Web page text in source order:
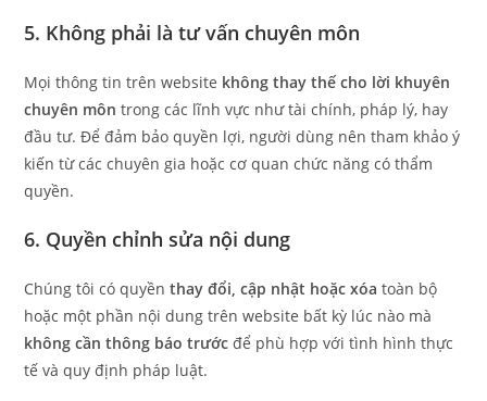
5. Không phải là tư vấn chuyên môn
Mọi thông tin trên website không thay thế cho lời khuyên
chuyên môn trong các lĩnh vực như tài chính, pháp lý, hay
đầu tư. Để đảm bảo quyền lợi, người dùng nên tham khảo ý
kiến từ các chuyên gia hoặc cơ quan chức năng có thẩm
quyền.
6. Quyền chỉnh sửa nội dung
Chúng tôi có quyềnthay đổi, cập nhật hoặc xóa toàn bộ
hoặc một phần nội dung trên website bất kỳ lúc nào mà
không cần thông báo trước để phù hợp với tình hình thực
tế và quy định pháp luật.